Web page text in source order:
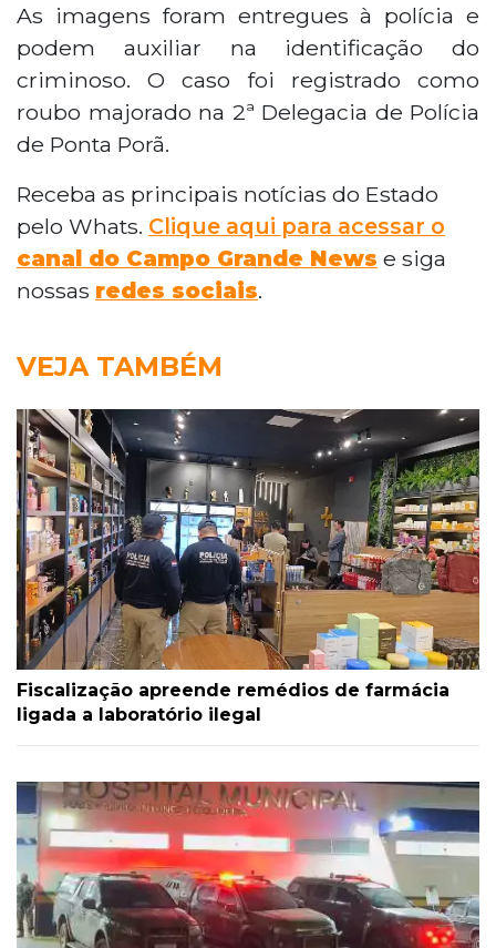
As imagens foram entregues à polícia e
podem auxiliar na identificação do
criminoso. O caso foi registrado como
roubo majorado na 2ª Delegacia de Polícia
de Ponta Porã.
Receba as principais notícias do Estado
pelo Whats. Clique aqui para acessar o
canal do Campo Grande News e siga
nossas redes sociais.
VEJA TAMBÉM
Fiscalização apreende remédios de farmácia
ligada a laboratório ilegal